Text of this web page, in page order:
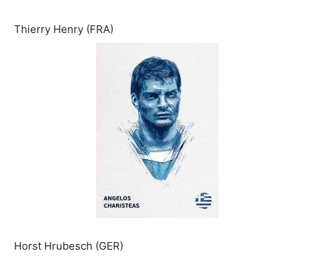
Thierry Henry (FRA)
Horst Hrubesch (GER)